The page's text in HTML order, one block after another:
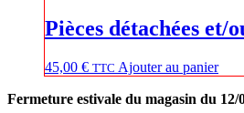
Pièces détachées et/
45,00 € TTC Ajouter au panier
Fermeture estivale du magasin du